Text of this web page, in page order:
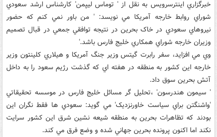
خبرگزاري اينترسرويس به نقل از ' توماس ليپمن' کارشناس ارشد سعودي
شوراي روابط خارجه آمريکا مي نويسد: ' من باور نمي کنم که حضور
نيروهاي سعودي در خاک بحرين در نتيجه توافقي جمعي در قبال تصميم
وزيران خارجه شوراي همکاري خليج فارس باشد.'‌
وي مي افزايد، سفر رابرت گيتس وزير جنگ آمريکا و هيلاري کلينتون وزير
خارجه اين کشور به منطقه در هفته اي که گذشت رژيم سعود را به داخل
آتش بحرين سوق داد.
' سيمون هندرسون' ،تحليل گر مسائل خليج فارس در موسسه تحقيقاتي
'واشنگتن براي سياست خاورنزديک' مي گويد: سعودي ها فقط نگران اين
بودند که تظاهرات بحرين به منطقه شيعه نشين شرق اين کشور سرايت
نکند اما اکنون پرونده بحرين جهاني شده و وضع فرق مي کند.